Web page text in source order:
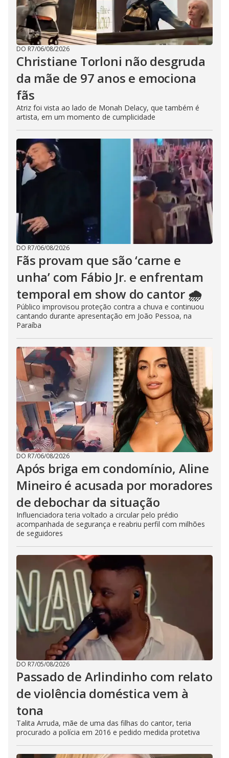
DO R7/06/08/2026
Christiane Torloni não desgruda
da mãe de 97 anos e emociona
fãs
Atriz foi vista ao lado de Monah Delacy, que também é
artista, em um momento de cumplicidade
DO R7/06/08/2026
Fãs provam que são ‘carne e
unha’ com Fábio Jr. e enfrentam
temporal em show do cantor 🌧️
Público improvisou proteção contra a chuva e continuou
cantando durante apresentação em João Pessoa, na
Paraíba
DO R7/06/08/2026
Após briga em condomínio, Aline
Mineiro é acusada por moradores
de debochar da situação
Influenciadora teria voltado a circular pelo prédio
acompanhada de segurança e reabriu perfil com milhões
de seguidores
DO R7/05/08/2026
Passado de Arlindinho com relato
de violência doméstica vem à
tona
Talita Arruda, mãe de uma das filhas do cantor, teria
procurado a polícia em 2016 e pedido medida protetiva